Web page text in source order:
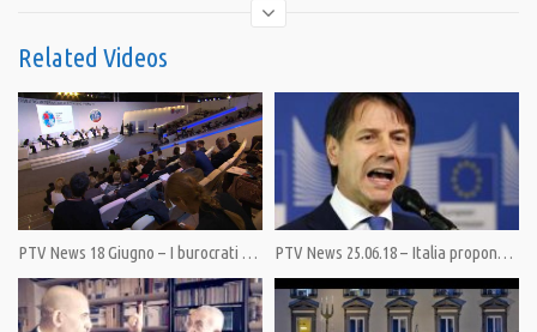
Category:News,PrimoPiano
Tags:Bruxelles,Catalogna,Puigdemont
Related Videos
PTV News 18 Giugno – I burocrati a Bruxelles confermano le sanzioni a Mosca PTV News 25.06.18 – Italia propone, Europa incerta